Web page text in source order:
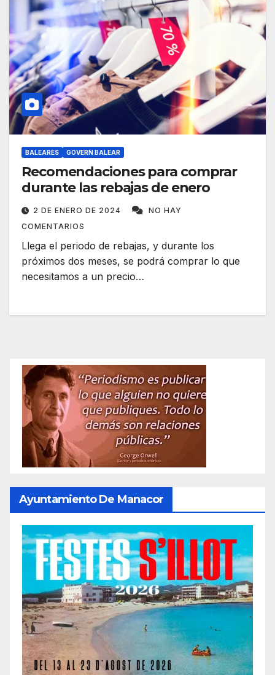
BALEARES GOVERN BALEAR
Recomendaciones para comprar
durante las rebajas de enero
2 DE ENERO DE 2024
NO HAY
COMENTARIOS
Llega el periodo de rebajas, y durante los
próximos dos meses, se podrá comprar lo que
necesitamos a un precio…
Ayuntamiento De Manacor